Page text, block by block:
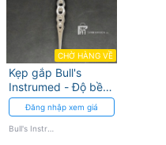
CHỜ HÀNG VỀ
Kẹp gắp Bull's
Instrumed - Độ bền
cao, thao tác chính
xác
Đăng nhập xem giá